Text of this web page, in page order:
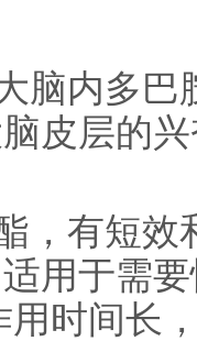
脑内多
皮层的
，有短
用于需
时间长